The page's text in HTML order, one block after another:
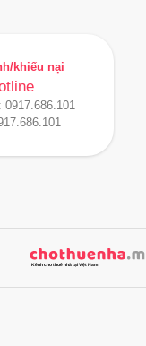
khiếu nại
0917.686.101